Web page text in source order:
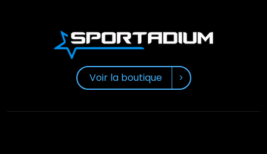
Voir la boutique